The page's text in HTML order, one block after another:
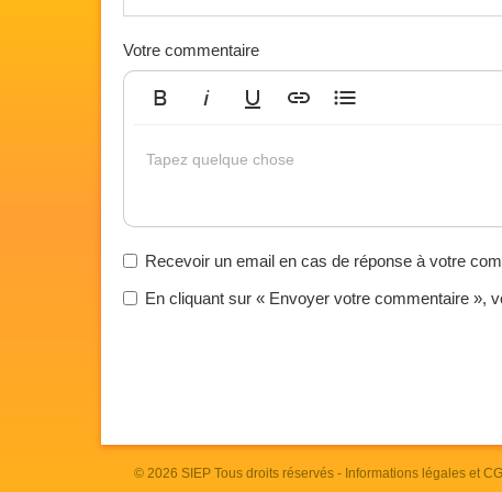
Votre commentaire
Tapez quelque chose
Recevoir un email en cas de réponse à votre
En cliquant sur « Envoyer votre commentaire »,
© 2026 SIEP Tous droits réservés - Informations légales et